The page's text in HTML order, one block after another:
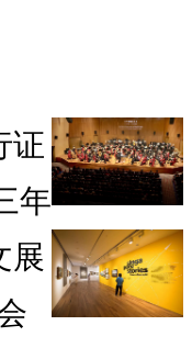
证
年
展